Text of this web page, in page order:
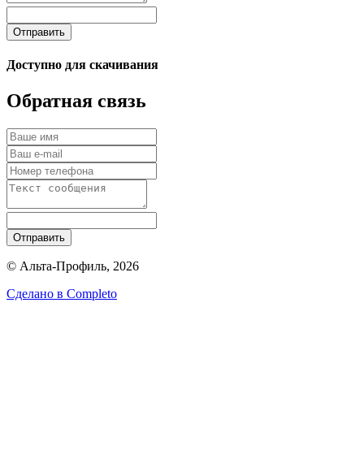
Отправить
Доступно для скачивания
Обратная связь
Отправить
© Альта-Профиль, 2026
Сделано в Completo